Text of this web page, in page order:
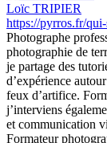
Loïc TRIPIER
https://pyrros.fr/
Photographe
photographie de
je partage des
d’expérience
feux d’artifice.
j’interviens
et communication
Formateur